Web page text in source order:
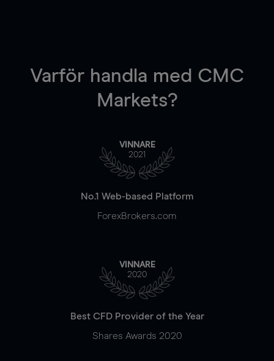
Varför handla med CMC
Markets?
VINNARE
2021
No.1 Web-based Platform
ForexBrokers.com
VINNARE
2020
Best CFD Provider of the Year
Shares Awards 2020